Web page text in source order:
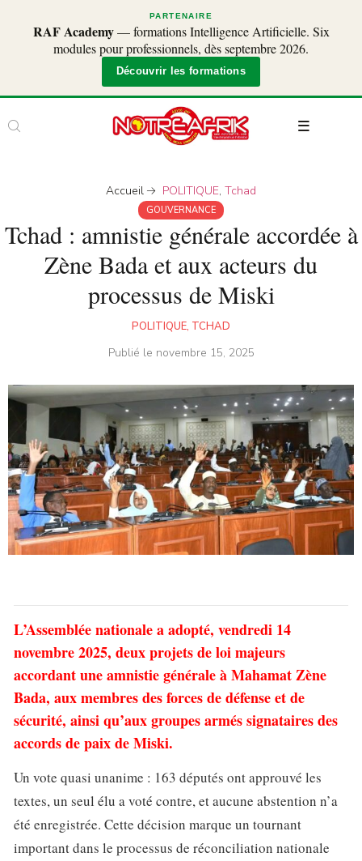
PARTENAIRE
RAF Academy— formations Intelligence Artificielle. Six
modules pour professionnels, dès septembre 2026.
Découvrir les formations
Accueil POLITIQUE, Tchad
GOUVERNANCE
Tchad : amnistie générale accordée à
Zène Bada et aux acteurs du
processus de Miski
POLITIQUE, TCHAD
Publié le novembre 15, 2025
L’Assemblée nationale a adopté, vendredi 14
novembre 2025, deux projets de loi majeurs
accordant une amnistie générale à Mahamat Zène
Bada, aux membres des forces de défense et de
sécurité, ainsi qu’aux groupes armés signataires des
accords de paix de Miski.
Un vote quasi unanime : 163 députés ont approuvé les
textes, un seul élu a voté contre, et aucune abstention n’a
été enregistrée. Cette décision marque un tournant
important dans le processus de réconciliation nationale